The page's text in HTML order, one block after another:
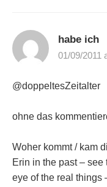
habe ich
01/09/2011
@doppeltesZeitalter
ohne das
Woher kommt / kam
Erin in the past –
eye of the real things